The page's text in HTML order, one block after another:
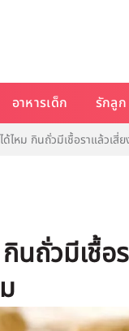
อาหารเด็ก รักลู
ไหม กินถั่วมีเชื้อราแล้วเ
ถั่วมีเชื้อ